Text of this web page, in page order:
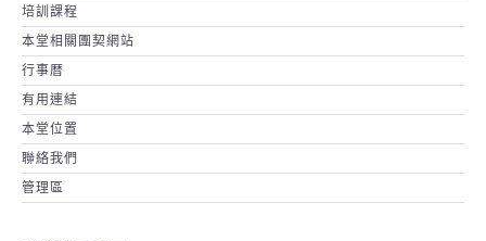
培訓課程
本堂相關團契網站
行事暦
有用連結
本堂位置
聯絡我們
管理區